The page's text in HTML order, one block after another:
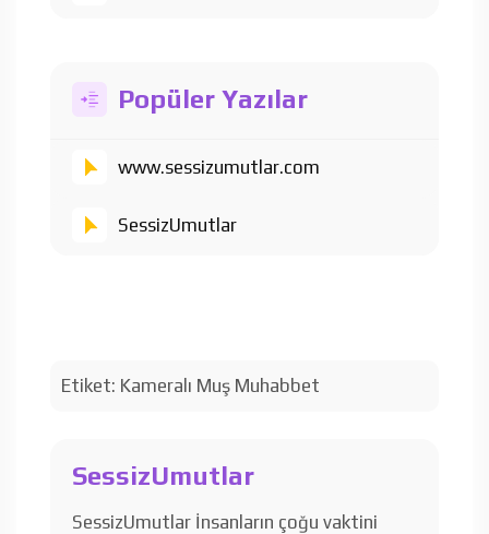
Popüler Yazılar
www.sessizumutlar.com
SessizUmutlar
Etiket: Kameralı Muş Muhabbet
SessizUmutlar
SessizUmutlar İnsanların çoğu vaktini